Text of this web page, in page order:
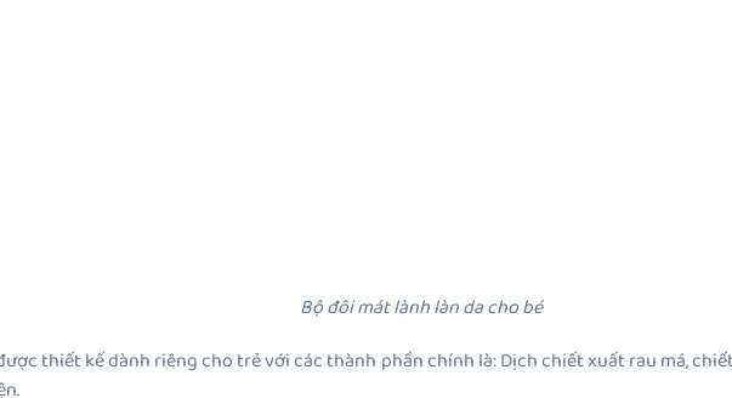
Bộ đôi mát lành làn da cho bé
thiết kế dành riêng cho trẻ với các thành phần chính là: Dịch chiết xuất rau má,